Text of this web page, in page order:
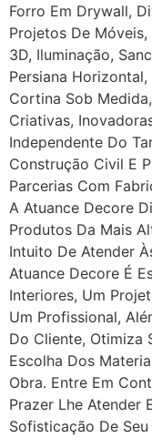
Forro Em Drywall,
Projetos De
3D, Iluminação,
Persiana Horizontal,
Cortina Sob
Criativas,
Independente Do
Construção Civil E
Parcerias Com
A Atuance Decore
Produtos Da Mais
Intuito De Atender
Atuance Decore É
Interiores, Um
Um Profissional,
Do Cliente, Otimiza
Escolha Dos
Obra. Entre Em
Prazer Lhe Atender
Sofisticação De